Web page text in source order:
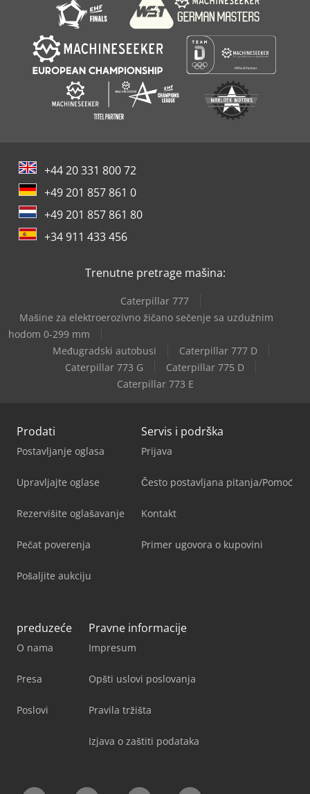
+44 20 331 800 72
+49 201 857 861 0
+49 201 857 861 80
+34 911 433 456
Trenutne pretrage mašina:
Caterpillar 777
Mašine za elektroerozivno žičano sečenje sa uzdužnim
hodom 0-299 mm
Međugradski autobusi
Caterpillar 777 D
Caterpillar 773 G
Caterpillar 775 D
Caterpillar 773 E
Prodati
Postavljanje oglasa
Upravljajte oglase
Rezervišite oglašavanje
Pečat poverenja
Pošaljite aukciju
Servis i podrška
Prijava
Često postavljana pitanja/Pomoć
Kontakt
Primer ugovora o kupovini
preduzeće
O nama
Presa
Poslovi
Pravne informacije
Impresum
Opšti uslovi poslovanja
Pravila tržišta
Izjava o zaštiti podataka